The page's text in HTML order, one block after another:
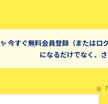
✨ 今すぐ無料会員登録（またはロ
になるだけでなく、
※